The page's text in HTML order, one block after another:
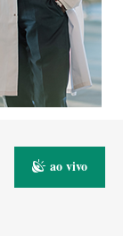
ao vivo